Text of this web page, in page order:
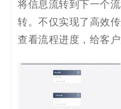
将信息流转到下一个
转。不仅实现了高效
查看流程进度，给客户